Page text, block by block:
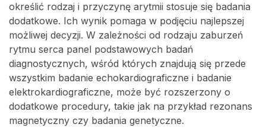
określić rodzaj i przyczynę arytmii stosuje się badania
dodatkowe. Ich wynik pomaga w podjęciu najlepszej
możliwej decyzji. W zależności od rodzaju zaburzeń
rytmu serca panel podstawowych badań
diagnostycznych, wśród których znajdują się przede
wszystkim badanie echokardiograficzne i badanie
elektrokardiograficzne, może być rozszerzony o
dodatkowe procedury, takie jak na przykład rezonans
magnetyczny czy badania genetyczne.